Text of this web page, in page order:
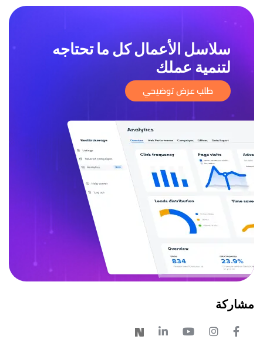
سلاسل الأعمالكل ما تحتاجه
لتنمية عملك
طلب عرض توضيحي
مشاركة